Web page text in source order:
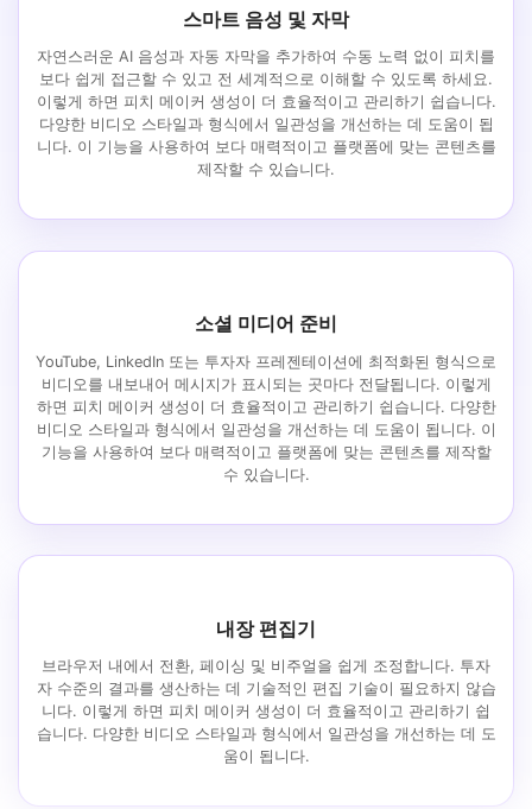
스마트 음성 및 자막
자연스러운 AI 음성과 자동 자막을 추가하여 수동 노력 없이 피치를
보다 쉽게 접근할 수 있고 전 세계적으로 이해할 수 있도록 하세요.
이렇게 하면 피치 메이커 생성이 더 효율적이고 관리하기 쉽습니다.
다양한 비디오 스타일과 형식에서 일관성을 개선하는 데 도움이 됩
니다. 이 기능을 사용하여 보다 매력적이고 플랫폼에 맞는 콘텐츠를
제작할 수 있습니다.
소셜 미디어 준비
YouTube, LinkedIn 또는 투자자 프레젠테이션에 최적화된 형식으로
비디오를 내보내어 메시지가 표시되는 곳마다 전달됩니다. 이렇게
하면 피치 메이커 생성이 더 효율적이고 관리하기 쉽습니다. 다양한
비디오 스타일과 형식에서 일관성을 개선하는 데 도움이 됩니다. 이
기능을 사용하여 보다 매력적이고 플랫폼에 맞는 콘텐츠를 제작할
수 있습니다.
내장 편집기
브라우저 내에서 전환, 페이싱 및 비주얼을 쉽게 조정합니다. 투자
자 수준의 결과를 생산하는 데 기술적인 편집 기술이 필요하지 않습
니다. 이렇게 하면 피치 메이커 생성이 더 효율적이고 관리하기 쉽
습니다. 다양한 비디오 스타일과 형식에서 일관성을 개선하는 데 도
움이 됩니다.